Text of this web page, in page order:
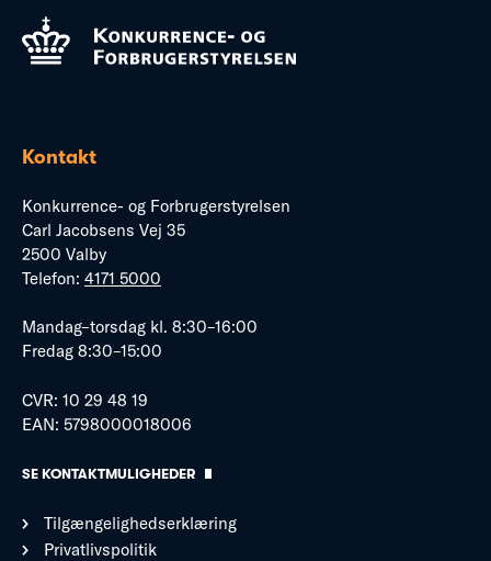
Kontakt
Konkurrence- og Forbrugerstyrelsen
Carl Jacobsens Vej 35
2500 Valby
Telefon: 4171 5000
Mandag–torsdag kl. 8:30–16:00
Fredag 8:30–15:00
CVR: 10 29 48 19
EAN: 5798000018006
SE KONTAKTMULIGHEDER
Tilgængelighedserklæring
Privatlivspolitik